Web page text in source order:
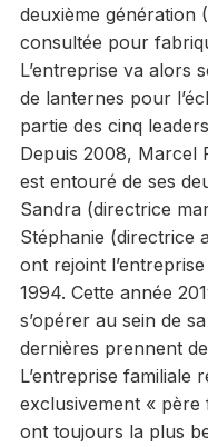
deuxième génération
consultée pour
L’entreprise va alors
de lanternes pour
partie des cinq
Depuis 2008, Marcel
est entouré de ses
Sandra (directrice
Stéphanie (directrice
ont rejoint
1994. Cette année
s’opérer au sein de
dernières prennent
L’entreprise familiale
exclusivement « père
ont toujours la plus